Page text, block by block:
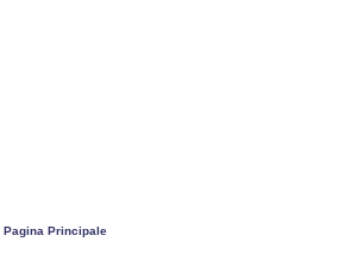
Pagina Principale